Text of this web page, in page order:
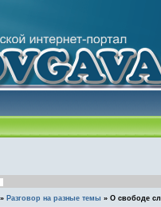
» Разговор на разные темы » О свободе